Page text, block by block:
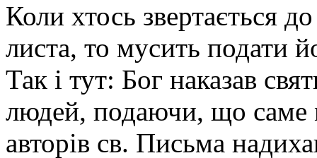
Коли хтось звертається
листа, то мусить подати
Так і тут: Бог наказав
людей, подаючи, що саме
авторів св. Письма